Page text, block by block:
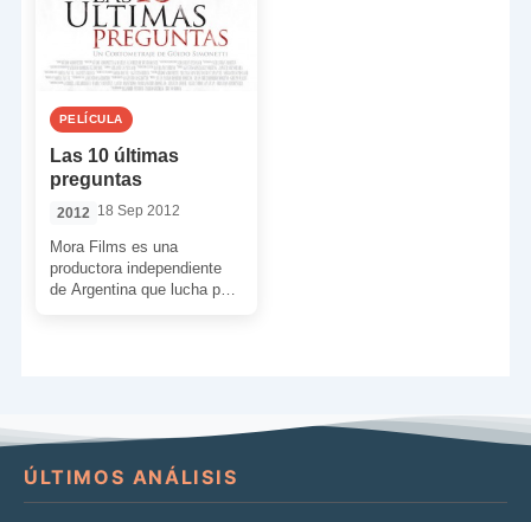
PELÍCULA
Las 10 últimas
preguntas
2012 18 Sep 2012
Mora Films es una
productora independiente
de Argentina que lucha por
ÚLTIMOS ANÁLISIS